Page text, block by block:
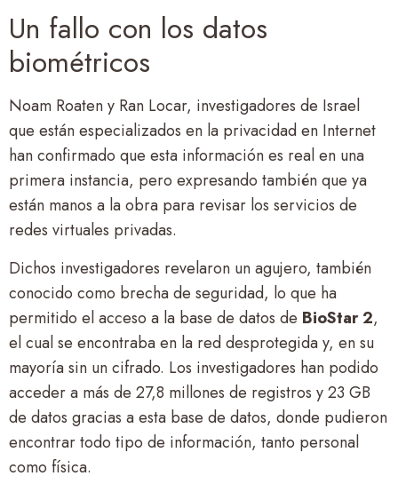
Un fallo con los datos
biométricos
Noam Roaten y Ran Locar, investigadores de Israel
que están especializados en la privacidad en Internet
han confirmado que esta información es real en una
primera instancia, pero expresando también que ya
están manos a la obra para revisar los servicios de
redes virtuales privadas.
Dichos investigadores revelaron un agujero, también
conocido como brecha de seguridad, lo que ha
permitido el acceso a la base de datos de BioStar 2,
el cual se encontraba en la red desprotegida y, en su
mayoría sin un cifrado. Los investigadores han podido
acceder a más de 27,8 millones de registros y 23 GB
de datos gracias a esta base de datos, donde pudieron
encontrar todo tipo de información, tanto personal
como física.